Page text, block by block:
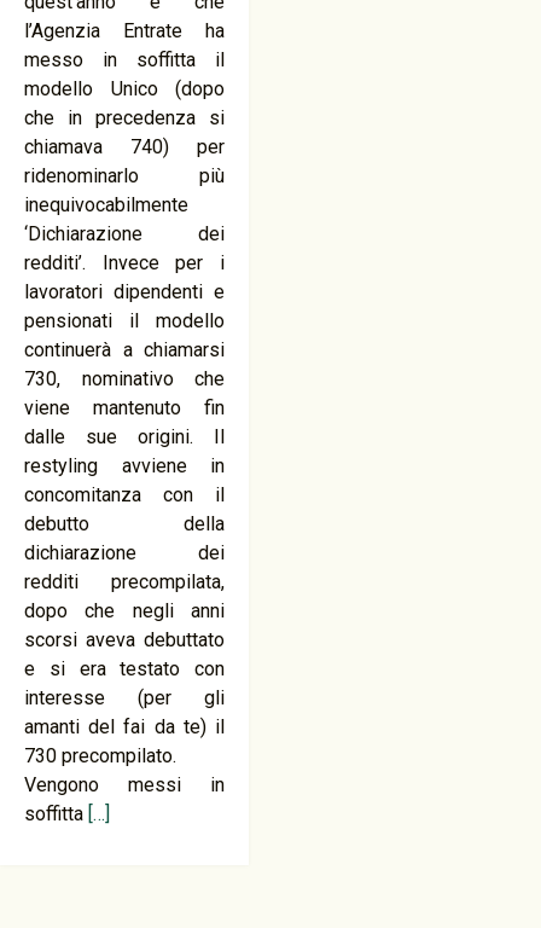
l’Agenzia Entrate ha
messo in soffitta il
modello Unico (dopo
che in precedenza si
chiamava 740) per
ridenominarlo più
inequivocabilmente
‘Dichiarazione dei
redditi’. Invece per i
lavoratori dipendenti e
pensionati il modello
continuerà a chiamarsi
730, nominativo che
viene mantenuto fin
dalle sue origini. Il
restyling avviene in
concomitanza con il
debutto della
dichiarazione dei
redditi precompilata,
dopo che negli anni
scorsi aveva debuttato
e si era testato con
interesse (per gli
amanti del fai da te) il
730 precompilato.
Vengono messi in
soffitta […]